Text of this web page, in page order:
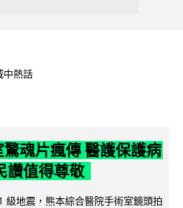
中熱話
魂片瘋傳 醫護保護病
讚值得尊敬
級地震，熊本綜合醫院手術室鏡頭拍